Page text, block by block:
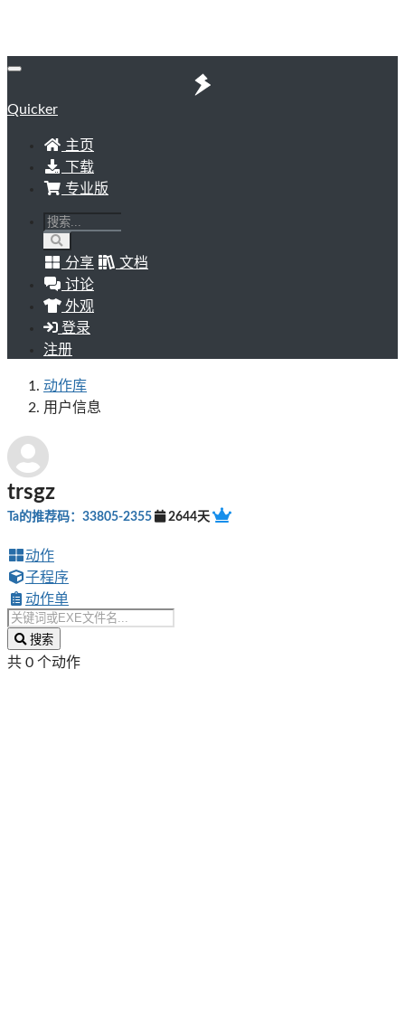
Quicker
主页
下载
专业版
分享
文档
讨论
外观
登录
注册
动作库
用户信息
trsgz
Ta的推荐码：33805-2355 2644天
动作
子程序
动作单
搜索
共 0 个动作